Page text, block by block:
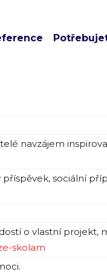
navzájem
sociální
o vlastní projekt,
skolam